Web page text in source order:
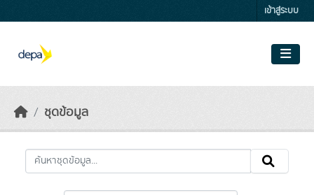
เข้าสู่ระบบ
ชุดข้อมูล